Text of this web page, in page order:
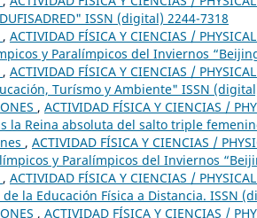
ISSN (digital) 2244-7318
, ACTIVIDAD FÍSICA Y CIENCIAS /
y Paralímpicos del Inviernos
, ACTIVIDAD FÍSICA Y CIENCIAS /
Turísmo y Ambiente" ISSN
, ACTIVIDAD FÍSICA Y CIENCIAS /
la Reina absoluta del salto triple
, ACTIVIDAD FÍSICA Y CIENCIAS /
y Paralímpicos del Inviernos
, ACTIVIDAD FÍSICA Y CIENCIAS /
la Educación Física a Distancia. ISSN
, ACTIVIDAD FÍSICA Y CIENCIAS /